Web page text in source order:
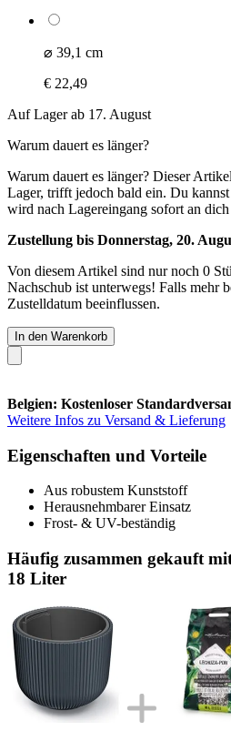
⌀ 39,1 cm
€ 22,49
Auf Lager ab 17. August
Warum dauert es länger?
Warum dauert es länger? Dieser
Lager, trifft jedoch bald ein. Du
wird nach Lagereingang sofort an dich
Zustellung bis Donnerstag, 20.
Von diesem Artikel sind nur noch 0
Nachschub ist unterwegs! Falls mehr
Zustelldatum beeinflussen.
In den Warenkorb
Belgien: Kostenloser
Weitere Infos zu Versand & Lieferung
Eigenschaften und Vorteile
Aus robustem Kunststoff
Herausnehmbarer Einsatz
Frost- & UV-beständig
Häufig zusammen gekauft
18 Liter